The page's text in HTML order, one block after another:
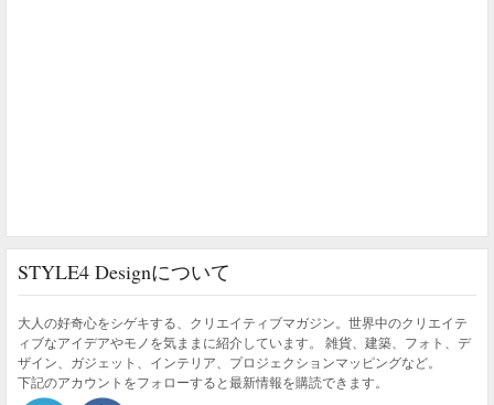
STYLE4 Designについて
大人の好奇心をシゲキする、クリエイティブマガジン。世界中のクリエイテ
ィブなアイデアやモノを気ままに紹介しています。 雑貨、建築、フォト、デ
ザイン、ガジェット、インテリア、プロジェクションマッピングなど。
下記のアカウントをフォローすると最新情報を購読できます。